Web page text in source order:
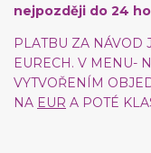
nejpozději do 24
PLATBU ZA NÁVOD
EURECH. V MENU-
VYTVOŘENÍM
NA EUR A POTÉ